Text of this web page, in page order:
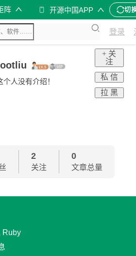
阵 开源中国APP 切
登录
个人没有介绍！
+ 关
注
私 信
拉 黑
2
关注
0
文章总量
Ruby